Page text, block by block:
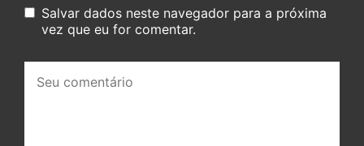
Salvar dados neste navegador para a próxima
vez que eu for comentar.
comentário: